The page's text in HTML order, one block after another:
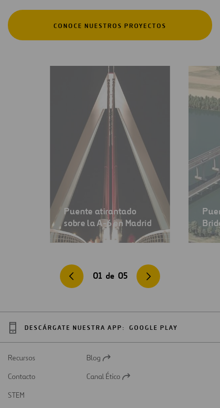
CONOCE NUESTROS PROYECTOS
Puente atirantado
sobre la A-6 en Madrid
01 de 05
DESCÁRGATE NUESTRA APP: GOOGLE PLAY
Recursos
Abrir
una
Blog
Contacto
Abrir
Canal Ético
STEM